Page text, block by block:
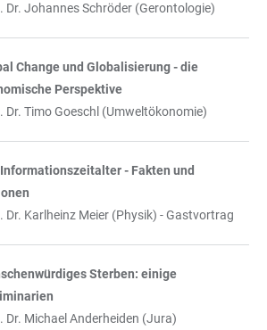
Dr. Johannes Schröder (Gerontologie)
Change und Globalisierung - die
Perspektive
Dr. Timo Goeschl (Umweltökonomie)
Informationszeitalter - Fakten und
Dr. Karlheinz Meier (Physik) - Gastvortrag
Sterben: einige
Dr. Michael Anderheiden (Jura)